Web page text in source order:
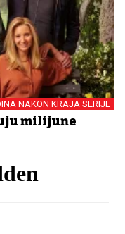
NAKON KRAJA SERIJE
milijune